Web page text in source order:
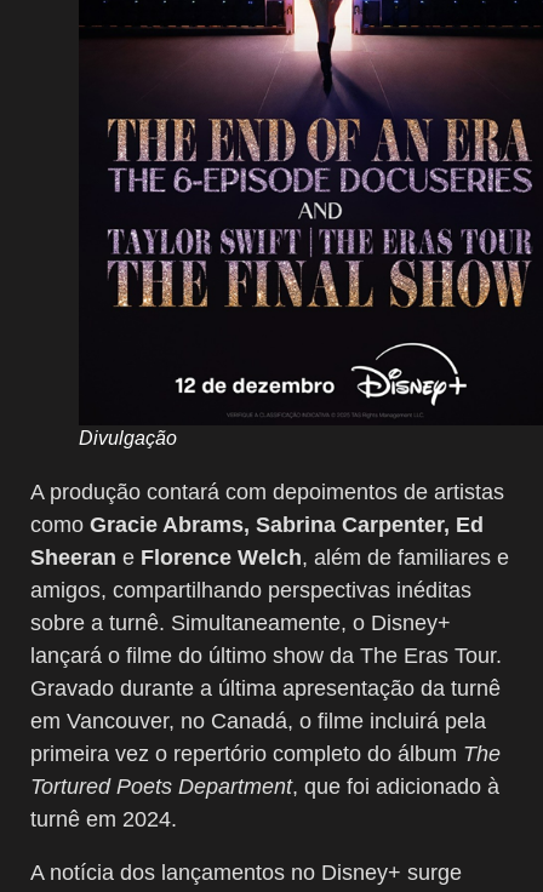
Divulgação
A produção contará com depoimentos de artistas
como Gracie Abrams, Sabrina Carpenter, Ed
Sheeran e Florence Welch, além de familiares e
amigos, compartilhando perspectivas inéditas
sobre a turnê. Simultaneamente, o Disney+
lançará o filme do último show da The Eras Tour.
Gravado durante a última apresentação da turnê
em Vancouver, no Canadá, o filme incluirá pela
primeira vez o repertório completo do álbum The
Tortured Poets Department, que foi adicionado à
turnê em 2024.
A notícia dos lançamentos no Disney+ surge